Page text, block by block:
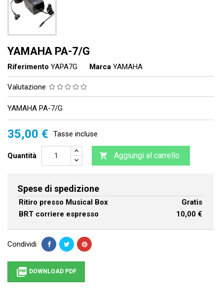
YAMAHA PA-7/G
Riferimento YAPA7G Marca YAMAHA
Valutazione
YAMAHA PA-7/G
35,00 € Tasse incluse
Quantità  Aggiungi al carrello
Spese di spedizione
Ritiro presso Musical Box
Gratis
BRT corriere espresso
10,00 €
Condividi
 DOWNLOAD PDF